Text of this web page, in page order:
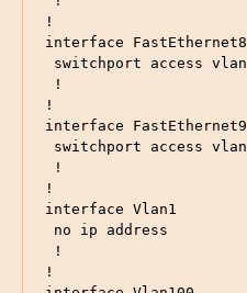
!
interface FastEthernet8
!
interface FastEthernet9
!
interface Vlan1
!